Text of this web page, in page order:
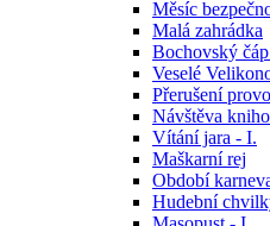
Měsíc
Malá zahrádka
Bochovský
Veselé
Přerušení
Návštěva
Vítání jara - I.
Maškarní rej
Období
Hudební